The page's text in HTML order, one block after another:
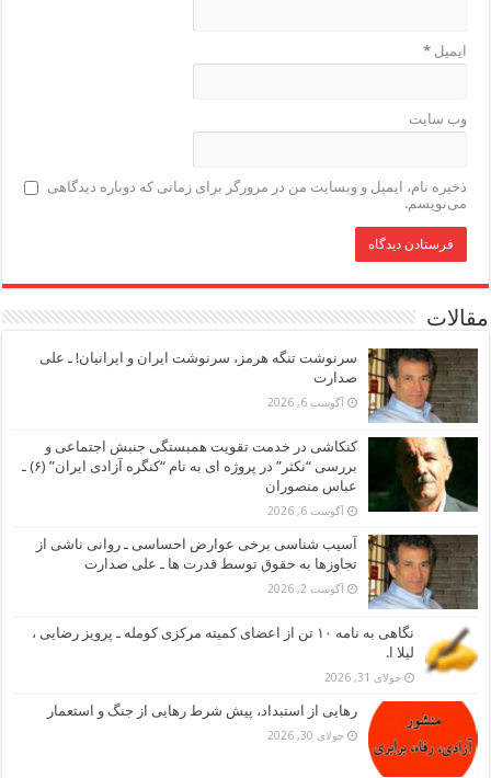
ایمیل*
وب‌ سایت
ذخیره نام، ایمیل و وبسایت من در مرورگر برای زمانی که دوباره دیدگاهی
می‌نویسم.
مقالات
سرنوشت تنگه هرمز، سرنوشت ایران و ایرانیان! ـ علی
صدارت
آگوست 6, 2026
کنکاشی در خدمت تقویت همبستگی جنبش اجتماعی و
بررسی “نکثر” در پروژه ای به نام “کنگره آزادی ایران” (۶) ـ
عباس منصوران
آگوست 6, 2026
آسیب شناسی برخی عوارض احساسی ـ روانی ناشی از
تجاوزها به حقوق توسط قدرت ها ـ علی صدارت
آگوست 2, 2026
نگاهی به نامه ۱۰ تن از اعضای کمیته مرکزی کومله ـ پرویز رضایی ،
لیلا ا.
جولای 31, 2026
رهایی از استبداد، پیش شرط رهایی از جنگ و استعمار
جولای 30, 2026